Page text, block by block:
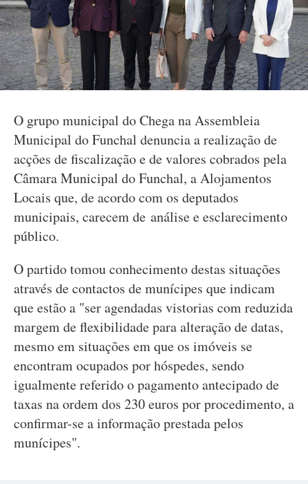
O grupo municipal do Chega na Assembleia
Municipal do Funchal denuncia a realização de
acções de fiscalização e de valores cobrados pela
Câmara Municipal do Funchal, a Alojamentos
Locais que, de acordo com os deputados
municipais, carecem de análise e esclarecimento
público.
O partido tomou conhecimento destas situações
através de contactos de munícipes que indicam
que estão a "ser agendadas vistorias com reduzida
margem de flexibilidade para alteração de datas,
mesmo em situações em que os imóveis se
encontram ocupados por hóspedes, sendo
igualmente referido o pagamento antecipado de
taxas na ordem dos 230 euros por procedimento, a
confirmar-se a informação prestada pelos
munícipes".